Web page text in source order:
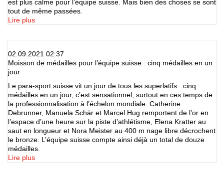
est plus calme pour l’équipe suisse. Mais bien des choses se sont
tout de même passées.
Lire plus
02.09.2021 02:37
Moisson de médailles pour l’équipe suisse : cinq médailles en un
jour
Le para-sport suisse vit un jour de tous les superlatifs : cinq
médailles en un jour, c’est sensationnel, surtout en ces temps de
la professionnalisation à l’échelon mondiale. Catherine
Debrunner, Manuela Schär et Marcel Hug remportent de l’or en
l’espace d’une heure sur la piste d’athlétisme, Elena Kratter au
saut en longueur et Nora Meister au 400 m nage libre décrochent
le bronze. L’équipe suisse compte ainsi déjà un total de douze
médailles.
Lire plus